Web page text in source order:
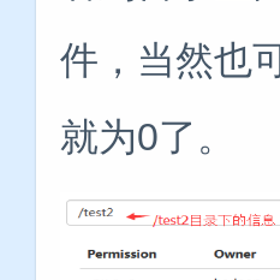
件，当然也
就为0了。